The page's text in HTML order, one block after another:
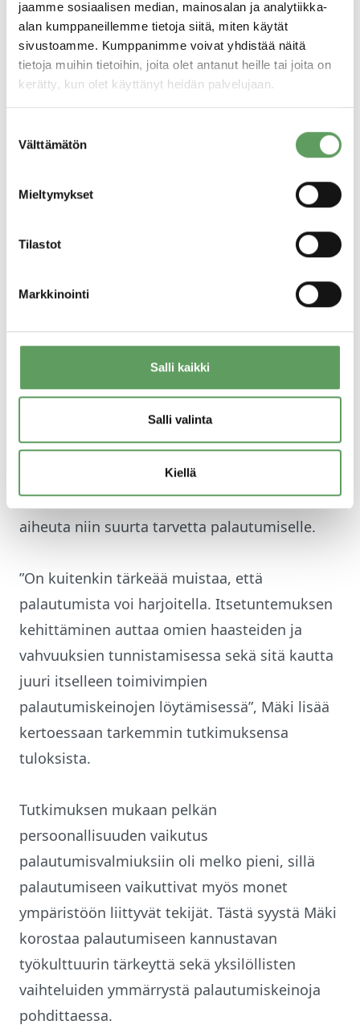
jaamme sosiaalisen median, mainosalan ja analytiikka-
alan kumppaneillemme tietoja siitä, miten käytät
sivustoamme. Kumppanimme voivat yhdistää näitä
tietoja muihin tietoihin, joita olet antanut heille tai joita on
kerätty, kun olet käyttänyt heidän palvelujaan.
valinta
Välttämätön
Mieltymykset
Tilastot
Markkinointi
Salli kaikki
Salli valinta
Kiellä
aiheuttamasta ylikuormituksesta ja toisaalta
työpäivän aikaisesta sosiaalisesta
vuorovaikutuksesta.
yhteydessä nimenomaan yksilölliseen
sosiaalisuudesta. Käytännössä tämä tarkoittaa
yksilö kokee tarvetta vetäytyä sosiaalisesta
viettää aikaa omissa oloissaan.
Tutkimuksesta saatiin viiteitä, että
huolestumistaipumus ja sosiaalinen
estyneisyys ovat piirteitä, jotka voivat lisätä
yksilön tarvetta palautua työpäivän aikaisesta
sosiaalisuudesta. Sen sijaan optimismi,
suoriutumisen tarve ja hallinnan tunne
ennustivat, että sosiaalinen vuorovaikutus ei
aiheuta niin suurta tarvetta palautumiselle.
”On kuitenkin tärkeää muistaa, että
palautumista voi harjoitella. Itsetuntemuksen
kehittäminen auttaa omien haasteiden ja
vahvuuksien tunnistamisessa sekä sitä kautta
juuri itselleen toimivimpien
palautumiskeinojen löytämisessä”, Mäki lisää
kertoessaan tarkemmin tutkimuksensa
tuloksista.
Tutkimuksen mukaan pelkän
persoonallisuuden vaikutus
palautumisvalmiuksiin oli melko pieni, sillä
palautumiseen vaikuttivat myös monet
ympäristöön liittyvät tekijät. Tästä syystä Mäki
korostaa palautumiseen kannustavan
työkulttuurin tärkeyttä sekä yksilöllisten
vaihteluiden ymmärrystä palautumiskeinoja
pohdittaessa.